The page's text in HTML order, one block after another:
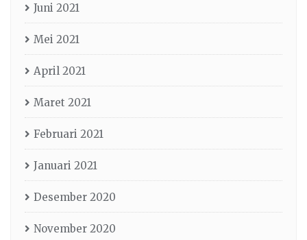
Juni 2021
Mei 2021
April 2021
Maret 2021
Februari 2021
Januari 2021
Desember 2020
November 2020